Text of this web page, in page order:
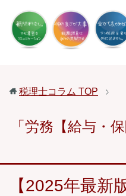
税理士コラム TOP
「労務【給与・
【2025年最新